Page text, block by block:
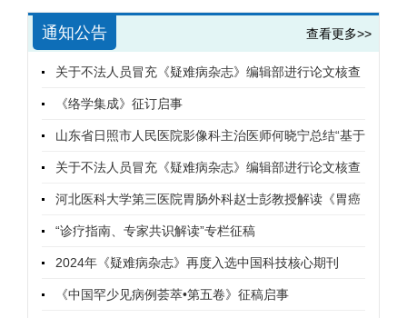
通知公告 查看更多>>
关于不法人员冒充《疑难病杂志》编辑部进行论文核查
的紧急声明
《络学集成》征订启事
山东省日照市人民医院影像科主治医师何晓宁总结“基于
双源CT增强扫描对腹腔干—肠系膜上动脉共干的解剖学
及并发症评估”摘要视频
关于不法人员冒充《疑难病杂志》编辑部进行论文核查
的紧急声明
河北医科大学第三医院胃肠外科赵士彭教授解读《胃癌
肝转移诊断与综合治疗中国专家共识（2024版）》摘要
视频
“诊疗指南、专家共识解读”专栏征稿
2024年《疑难病杂志》再度入选中国科技核心期刊
《中国罕少见病例荟萃•第五卷》征稿启事